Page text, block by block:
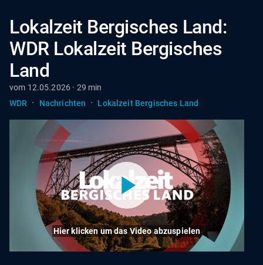
Lokalzeit Bergisches Land:
WDR Lokalzeit Bergisches
Land
vom 12.05.2026 · 29 min
WDR
· Nachrichten · Lokalzeit Bergisches Land
Hier klicken um das Video abzuspielen